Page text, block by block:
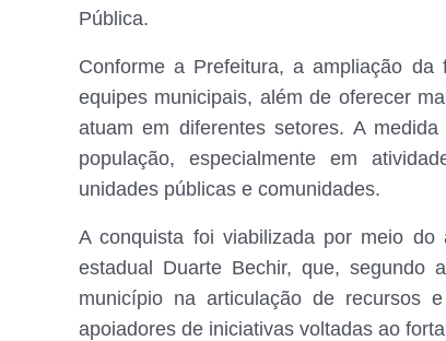
Pública.
Conforme a Prefeitura, a ampliação
equipes municipais, além de oferecer
atuam em diferentes setores. A
população, especialmente em
unidades públicas e comunidades.
A conquista foi viabilizada por meio
estadual Duarte Bechir, que, segundo
município na articulação de recursos
apoiadores de iniciativas voltadas ao